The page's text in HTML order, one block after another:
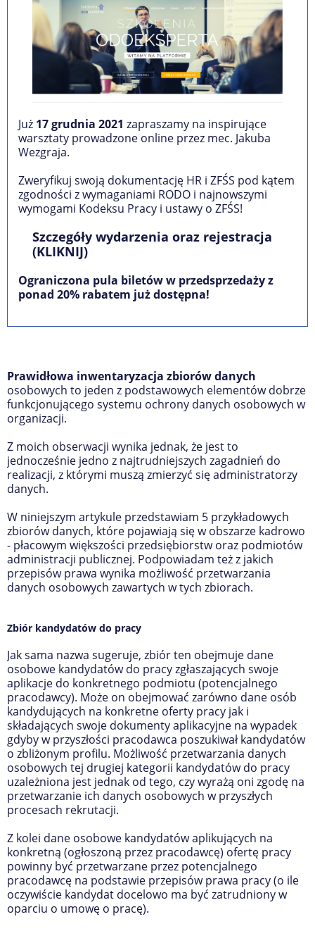
Już 17 grudnia 2021 zapraszamy na inspirujące
warsztaty prowadzone online przez mec. Jakuba
Wezgraja.
Zweryfikuj swoją dokumentację HR i ZFŚS pod kątem
zgodności z wymaganiami RODO i najnowszymi
wymogami Kodeksu Pracy i ustawy o ZFŚS!
Szczegóły wydarzenia oraz rejestracja
(KLIKNIJ)
Ograniczona pula biletów w przedsprzedaży z
ponad 20% rabatem już dostępna!
Prawidłowa inwentaryzacja zbiorów danych
osobowych to jeden z podstawowych elementów dobrze
funkcjonującego systemu ochrony danych osobowych w
organizacji.
Z moich obserwacji wynika jednak, że jest to
jednocześnie jedno z najtrudniejszych zagadnień do
realizacji, z którymi muszą zmierzyć się administratorzy
danych.
W niniejszym artykule przedstawiam 5 przykładowych
zbiorów danych, które pojawiają się w obszarze kadrowo
- płacowym większości przedsiębiorstw oraz podmiotów
administracji publicznej. Podpowiadam też z jakich
przepisów prawa wynika możliwość przetwarzania
danych osobowych zawartych w tych zbiorach.
Zbiór kandydatów do pracy
Jak sama nazwa sugeruje, zbiór ten obejmuje dane
osobowe kandydatów do pracy zgłaszających swoje
aplikacje do konkretnego podmiotu (potencjalnego
pracodawcy). Może on obejmować zarówno dane osób
kandydujących na konkretne oferty pracy jak i
składających swoje dokumenty aplikacyjne na wypadek
gdyby w przyszłości pracodawca poszukiwał kandydatów
o zbliżonym profilu. Możliwość przetwarzania danych
osobowych tej drugiej kategorii kandydatów do pracy
uzależniona jest jednak od tego, czy wyrażą oni zgodę na
przetwarzanie ich danych osobowych w przyszłych
procesach rekrutacji.
Z kolei dane osobowe kandydatów aplikujących na
konkretną (ogłoszoną przez pracodawcę) ofertę pracy
powinny być przetwarzane przez potencjalnego
pracodawcę na podstawie przepisów prawa pracy (o ile
oczywiście kandydat docelowo ma być zatrudniony w
oparciu o umowę o pracę).